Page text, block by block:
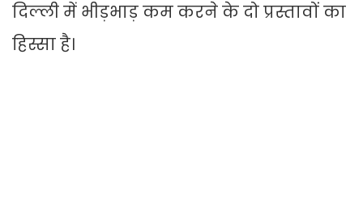
दिल्ली में भीड़भाड़ कम करने के दो प्रस्तावों का
हिस्सा है।